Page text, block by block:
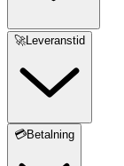
🚀Leveranstid
💳Betalning